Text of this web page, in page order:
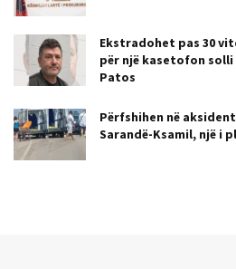
Ekstradohet pas 30
për një kasetofon solli
Patos
Përfshihen në
Sarandë-Ksamil, një i